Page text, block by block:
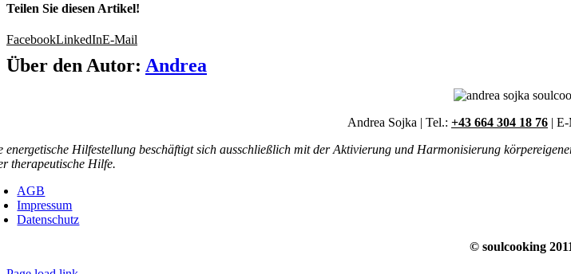
Teilen Sie diesen Artikel!
FacebookLinkedInE-Mail
Über den Autor: Andrea
Andrea Sojka | Tel.: +43 664 304 18 76 |
energetische Hilfestellung beschäftigt sich ausschließlich mit der Aktivierung und Harmonisierung
therapeutische Hilfe.
AGB
Impressum
Datenschutz
© soulcooking